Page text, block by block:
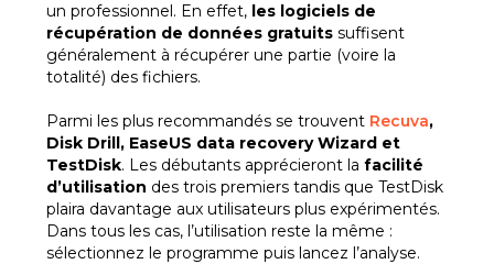
un professionnel. En effet, les logiciels de
récupération de données gratuits suffisent
généralement à récupérer une partie (voire la
totalité) des fichiers.
Parmi les plus recommandés se trouvent Recuva,
Disk Drill, EaseUS data recovery Wizard et
TestDisk. Les débutants apprécieront lafacilité
d’utilisation des trois premiers tandis que TestDisk
plaira davantage aux utilisateurs plus expérimentés.
Dans tous les cas, l’utilisation reste la même :
sélectionnez le programme puis lancez l’analyse.